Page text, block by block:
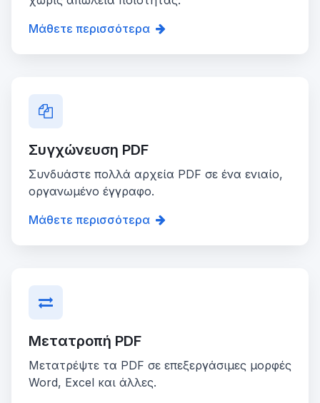
Μάθετε περισσότερα
Συγχώνευση PDF
Συνδυάστε πολλά αρχεία PDF σε ένα ενιαίο,
οργανωμένο έγγραφο.
Μάθετε περισσότερα
Μετατροπή PDF
Μετατρέψτε τα PDF σε επεξεργάσιμες μορφές
Word, Excel και άλλες.